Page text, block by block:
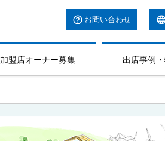
お問い合わせ
加盟店オーナー募集 出店事例